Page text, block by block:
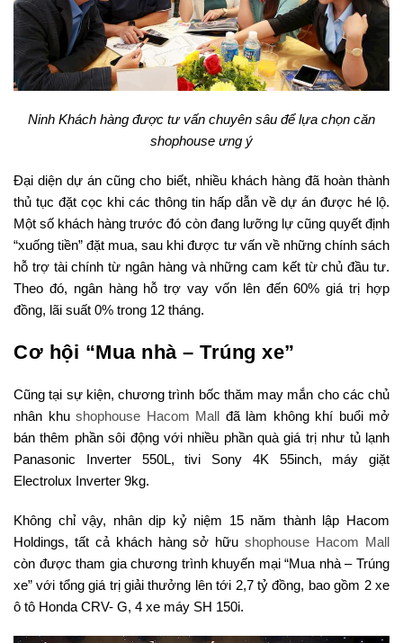
Ninh Khách hàng được tư vấn chuyên sâu để lựa chọn căn
shophouse ưng ý
Đại diện dự án cũng cho biết, nhiều khách hàng đã hoàn thành
thủ tục đặt cọc khi các thông tin hấp dẫn về dự án được hé lộ.
Một số khách hàng trước đó còn đang lưỡng lự cũng quyết định
“xuống tiền” đặt mua, sau khi được tư vấn về những chính sách
hỗ trợ tài chính từ ngân hàng và những cam kết từ chủ đầu tư.
Theo đó, ngân hàng hỗ trợ vay vốn lên đến 60% giá trị hợp
đồng, lãi suất 0% trong 12 tháng.
Cơ hội “Mua nhà – Trúng xe”
Cũng tại sự kiện, chương trình bốc thăm may mắn cho các chủ
nhân khu shophouse Hacom Mall đã làm không khí buổi mở
bán thêm phần sôi động với nhiều phần quà giá trị như tủ lạnh
Panasonic Inverter 550L, tivi Sony 4K 55inch, máy giặt
Electrolux Inverter 9kg.
Không chỉ vậy, nhân dịp kỷ niệm 15 năm thành lập Hacom
Holdings, tất cả khách hàng sở hữushophouse Hacom Mall
còn được tham gia chương trình khuyến mại “Mua nhà – Trúng
xe” với tổng giá trị giải thưởng lên tới 2,7 tỷ đồng, bao gồm 2 xe
ô tô Honda CRV- G, 4 xe máy SH 150i.